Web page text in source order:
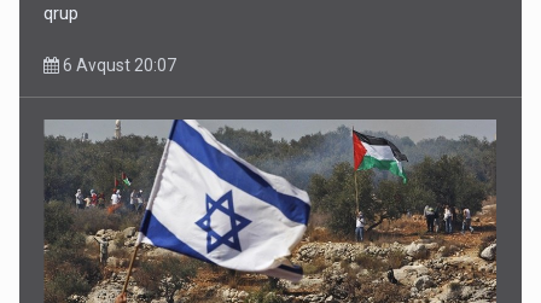
qrup
6 Avqust 20:07